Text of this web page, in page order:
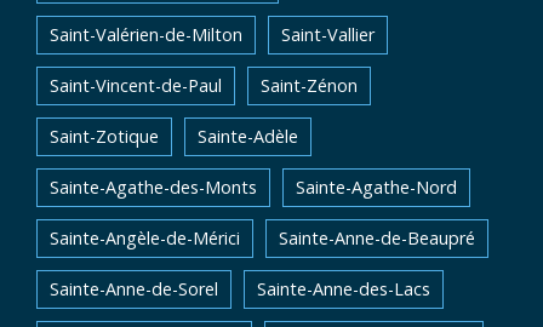
Saint-Valérien-de-Milton Saint-Vallier
Saint-Vincent-de-Paul Saint-Zénon
Saint-Zotique Sainte-Adèle
Sainte-Agathe-des-Monts Sainte-Agathe-Nord
Sainte-Angèle-de-Mérici Sainte-Anne-de-Beaupré
Sainte-Anne-de-Sorel Sainte-Anne-des-Lacs